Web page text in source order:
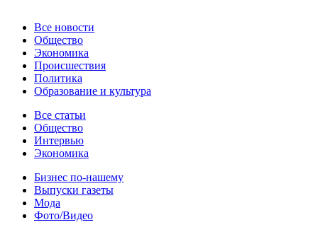
Новости
Все новости
Общество
Экономика
Происшествия
Политика
Образование и культура
Статьи
Все статьи
Общество
Интервью
Экономика
Разное
Бизнес по-нашему
Выпуски газеты
Мода
Фото/Видео